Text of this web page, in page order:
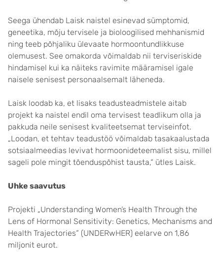
Seega ühendab Laisk naistel esinevad sümptomid,
geneetika, mõju tervisele ja bioloogilised mehhanismid
ning teeb põhjaliku ülevaate hormoontundlikkuse
olemusest. See omakorda võimaldab nii terviseriskide
hindamisel kui ka näiteks ravimite määramisel igale
naisele senisest personaalsemalt läheneda.
Laisk loodab ka, et lisaks teadusteadmistele aitab
projekt ka naistel endil oma tervisest teadlikum olla ja
pakkuda neile senisest kvaliteetsemat terviseinfot.
„Loodan, et tehtav teadustöö võimaldab tasakaalustada
sotsiaalmeedias levivat hormoonideteemalist sisu, millel
sageli pole mingit tõenduspõhist tausta,“ ütles Laisk.
Uhke saavutus
Projekti „Understanding Women’s Health Through the
Lens of Hormonal Sensitivity: Genetics, Mechanisms and
Health Trajectories“ (UNDERwHER) eelarve on 1,86
miljonit eurot.